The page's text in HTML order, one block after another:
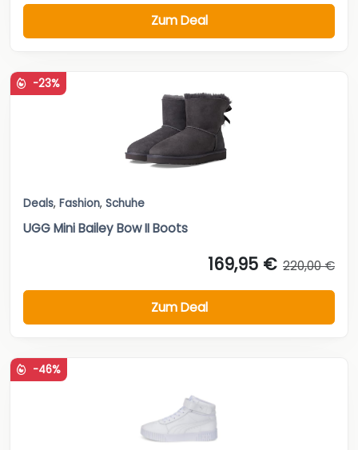
Zum Deal
-23%
Deals, Fashion, Schuhe
UGG Mini Bailey Bow II Boots
169,95 € 220,00 €
Zum Deal
-46%